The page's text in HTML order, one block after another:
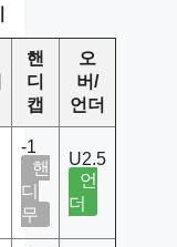
핸
디
캡
오
버/
언더
-1
핸
디
무
U2.5
언
더